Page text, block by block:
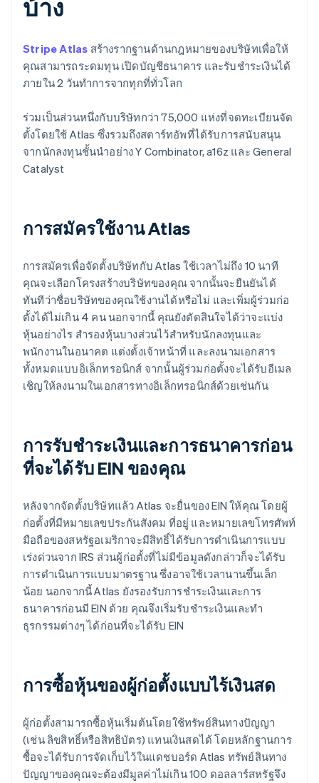
บ้าง
Stripe Atlas สร้างรากฐานด้านกฎหมายของบริษัทเพื่อให้
คุณสามารถระดมทุน เปิดบัญชีธนาคาร และรับชำระเงินได้
ภายใน 2 วันทำการจากทุกที่ทั่วโลก
ร่วมเป็นส่วนหนึ่งกับบริษัทกว่า 75,000 แห่งที่จดทะเบียนจัด
ตั้งโดยใช้ Atlas ซึ่งรวมถึงสตาร์ทอัพที่ได้รับการสนับสนุน
จากนักลงทุนชั้นนำอย่าง Y Combinator, a16z และ General
Catalyst
การสมัครใช้งาน Atlas
การสมัครเพื่อจัดตั้งบริษัทกับ Atlas ใช้เวลาไม่ถึง 10 นาที
คุณจะเลือกโครงสร้างบริษัทของคุณ จากนั้นจะยืนยันได้
ทันทีว่าชื่อบริษัทของคุณใช้งานได้หรือไม่ และเพิ่มผู้ร่วมก่อ
ตั้งได้ไม่เกิน 4 คน นอกจากนี้ คุณยังตัดสินใจได้ว่าจะแบ่ง
หุ้นอย่างไร สำรองหุ้นบางส่วนไว้สำหรับนักลงทุนและ
พนักงานในอนาคต แต่งตั้งเจ้าหน้าที่ และลงนามเอกสาร
ทั้งหมดแบบอิเล็กทรอนิกส์ จากนั้นผู้ร่วมก่อตั้งจะได้รับอีเมล
เชิญให้ลงนามในเอกสารทางอิเล็กทรอนิกส์ด้วยเช่นกัน
การรับชำระเงินและการธนาคารก่อน
ที่จะได้รับ EIN ของคุณ
หลังจากจัดตั้งบริษัทแล้ว Atlas จะยื่นของ EIN ให้คุณ โดยผู้
ก่อตั้งที่มีหมายเลขประกันสังคม ที่อยู่ และหมายเลขโทรศัพท์
มือถือของสหรัฐอเมริกาจะมีสิทธิ์ได้รับการดำเนินการแบบ
เร่งด่วนจาก IRS ส่วนผู้ก่อตั้งที่ไม่มีข้อมูลดังกล่าวก็จะได้รับ
การดำเนินการแบบมาตรฐาน ซึ่งอาจใช้เวลานานขึ้นเล็ก
น้อย นอกจากนี้ Atlas ยังรองรับการชำระเงินและการ
ธนาคารก่อนมี EIN ด้วย คุณจึงเริ่มรับชำระเงินและทำ
ธุรกรรมต่างๆ ได้ก่อนที่จะได้รับ EIN
การซื้อหุ้นของผู้ก่อตั้งแบบไร้เงินสด
ผู้ก่อตั้งสามารถซื้อหุ้นเริ่มต้นโดยใช้ทรัพย์สินทางปัญญา
(เช่น ลิขสิทธิ์หรือสิทธิบัตร) แทนเงินสดได้ โดยหลักฐานการ
ซื้อจะได้รับการจัดเก็บไว้ในแดชบอร์ด Atlas ทรัพย์สินทาง
ปัญญาของคุณจะต้องมีมูลค่าไม่เกิน 100 ดอลลาร์สหรัฐจึง